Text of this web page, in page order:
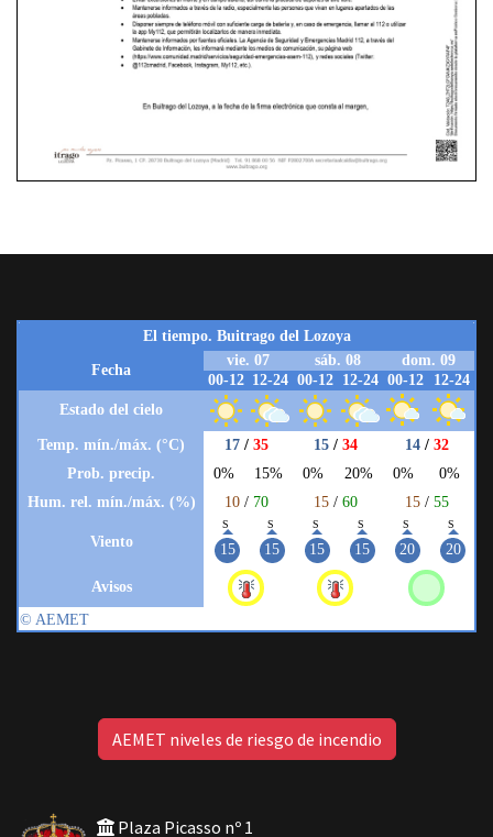
AEMET niveles de riesgo de incendio
Plaza Picasso nº 1